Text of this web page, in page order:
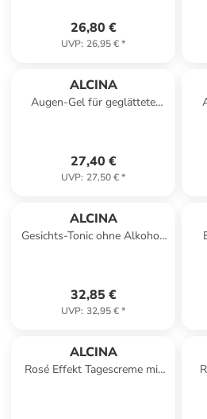
26,80 €
UVP: 26,95 €*
ALCINA
Augen-Gel für geglättete
27,40 €
UVP: 27,50 €*
ALCINA
Gesichts-Tonic ohne Alkohol,
32,85 €
UVP: 32,95 €*
ALCINA
Rosé Effekt Tagescreme mit